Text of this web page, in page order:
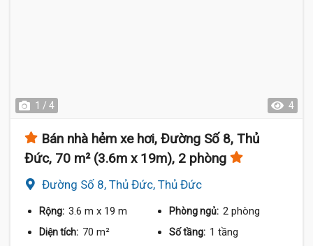
1 / 4 4
Bán nhà hẻm xe hơi, Đường Số 8, Thủ
Đức, 70 m² (3.6m x 19m), 2 phòng
Đường Số 8, Thủ Đức, Thủ Đức
Rộng: 3.6 m x 19 m Phòng ngủ: 2 phòng
Diện tích: 70 m² Số tầng: 1 tầng